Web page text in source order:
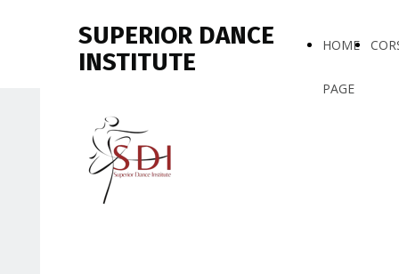
HOME
PAGE
SUPERIOR DANCE
INSTITUTE